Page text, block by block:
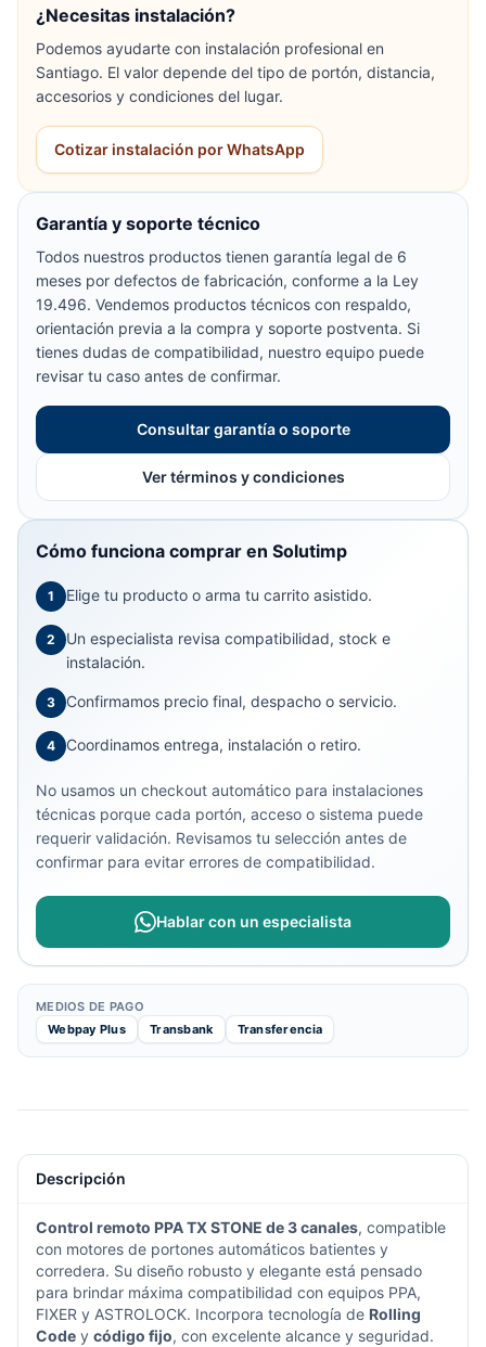
¿Necesitas instalación?
Podemos ayudarte con instalación profesional en
Santiago. El valor depende del tipo de portón, distancia,
accesorios y condiciones del lugar.
Cotizar instalación por WhatsApp
Garantía y soporte técnico
Todos nuestros productos tienen garantía legal de 6
meses por defectos de fabricación, conforme a la Ley
19.496. Vendemos productos técnicos con respaldo,
orientación previa a la compra y soporte postventa. Si
tienes dudas de compatibilidad, nuestro equipo puede
revisar tu caso antes de confirmar.
Consultar garantía o soporte
Ver términos y condiciones
Cómo funciona comprar en Solutimp
1 Elige tu producto o arma tu carrito asistido.
2
Un especialista revisa compatibilidad, stock e
instalación.
3 Confirmamos precio final, despacho o servicio.
4 Coordinamos entrega, instalación o retiro.
No usamos un checkout automático para instalaciones
técnicas porque cada portón, acceso o sistema puede
requerir validación. Revisamos tu selección antes de
confirmar para evitar errores de compatibilidad.
Hablar con un especialista
MEDIOS DE PAGO
Webpay Plus
Transbank Transferencia
Descripción
Control remoto PPA TX STONE de 3 canales, compatible
con motores de portones automáticos batientes y
corredera. Su diseño robusto y elegante está pensado
para brindar máxima compatibilidad con equipos PPA,
FIXER y ASTROLOCK. Incorpora tecnología de Rolling
Code y código fijo, con excelente alcance y seguridad.